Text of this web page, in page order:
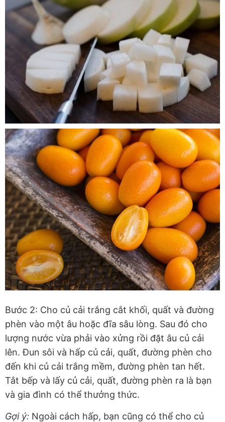
Bước 2: Cho củ cải trắng cắt khối, quất và đường
phèn vào một âu hoặc đĩa sâu lòng. Sau đó cho
lượng nước vừa phải vào xửng rồi đặt âu củ cải
lên. Đun sôi và hấp củ cải, quất, đường phèn cho
đến khi củ cải trắng mềm, đường phèn tan hết.
Tắt bếp và lấy củ cải, quất, đường phèn ra là bạn
và gia đình có thể thưởng thức.
Gợi ý: Ngoài cách hấp, bạn cũng có thể cho củ